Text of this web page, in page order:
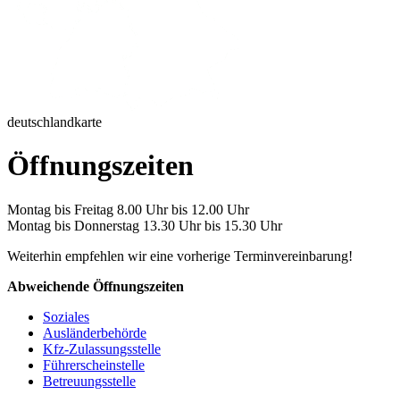
deutschlandkarte
Öffnungszeiten
Montag bis Freitag 8.00 Uhr bis 12.00 Uhr
Montag bis Donnerstag 13.30 Uhr bis 15.30 Uhr
Weiterhin empfehlen wir eine vorherige Terminvereinbarung!
Abweichende Öffnungszeiten
Soziales
Ausländerbehörde
Kfz-Zulassungsstelle
Führerscheinstelle
Betreuungsstelle